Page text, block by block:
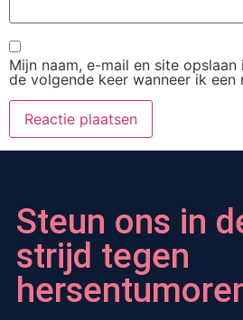
Mijn naam, e-mail en site
de volgende keer wanneer ik een
Steun ons in
strijd tegen